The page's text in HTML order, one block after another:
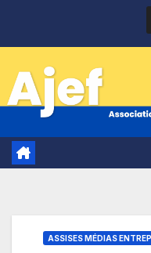
ASSISES MÉDIAS